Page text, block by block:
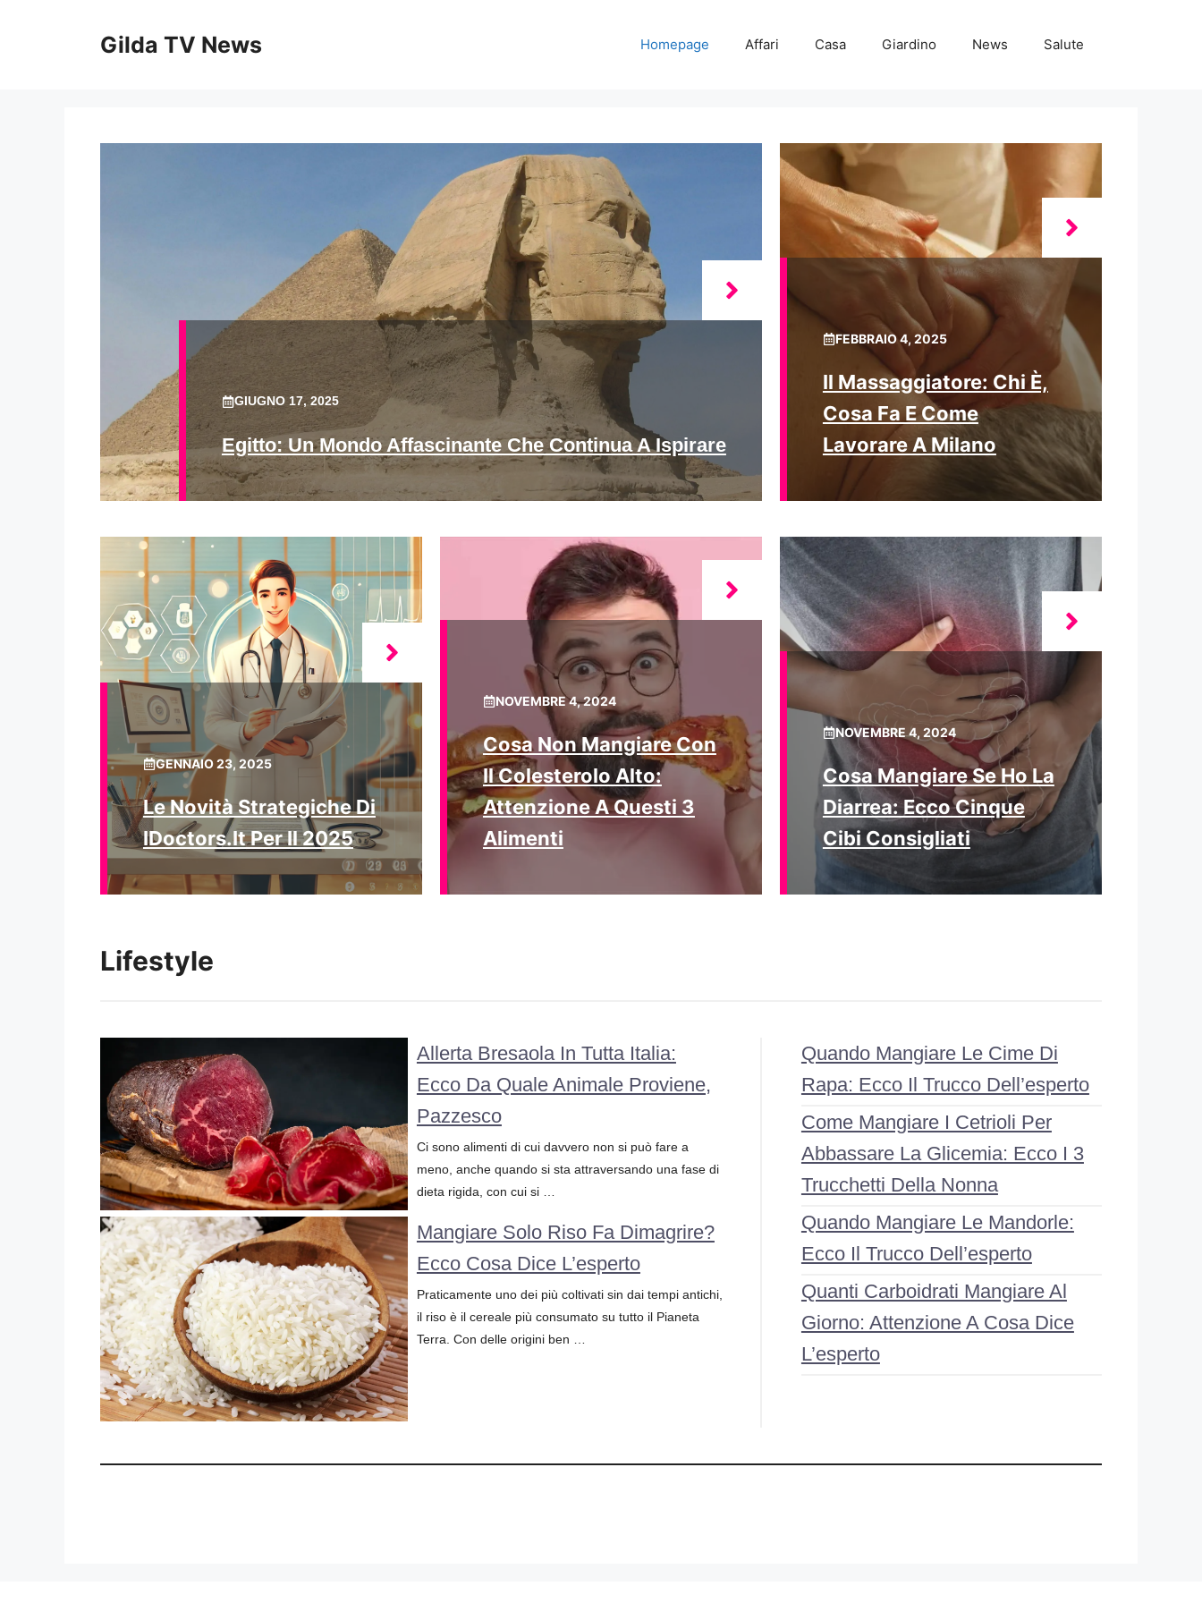
Gilda TV News Homepage Affari Casa Giardino News Salute
GIUGNO 17, 2025
Egitto: Un Mondo Affascinante Che Continua A Ispirare
FEBBRAIO 4, 2025
Il Massaggiatore: Chi È,
Cosa Fa E Come
Lavorare A Milano
GENNAIO 23, 2025
Le Novità Strategiche Di
IDoctors.it Per Il 2025
NOVEMBRE 4, 2024
Cosa Non Mangiare Con
Il Colesterolo Alto:
Attenzione A Questi 3
Alimenti
NOVEMBRE 4, 2024
Cosa Mangiare Se Ho La
Diarrea: Ecco Cinque
Cibi Consigliati
Lifestyle
Allerta Bresaola In Tutta Italia:
Ecco Da Quale Animale Proviene,
Pazzesco
Ci sono alimenti di cui davvero non si può fare a
meno, anche quando si sta attraversando una fase di
dieta rigida, con cui si …
Mangiare Solo Riso Fa Dimagrire?
Ecco Cosa Dice L’esperto
Praticamente uno dei più coltivati sin dai tempi antichi,
il riso è il cereale più consumato su tutto il Pianeta
Terra. Con delle origini ben …
Quando Mangiare Le Cime Di
Rapa: Ecco Il Trucco Dell’esperto
Come Mangiare I Cetrioli Per
Abbassare La Glicemia: Ecco I 3
Trucchetti Della Nonna
Quando Mangiare Le Mandorle:
Ecco Il Trucco Dell’esperto
Quanti Carboidrati Mangiare Al
Giorno: Attenzione A Cosa Dice
L’esperto